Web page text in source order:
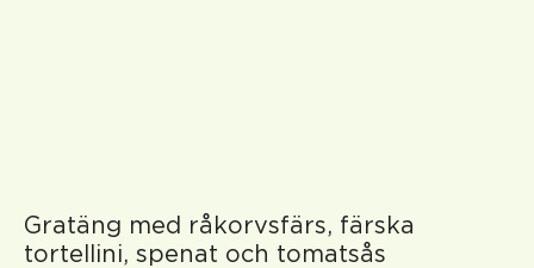
Gratäng med råkorvsfärs, färska
tortellini, spenat och tomatsås